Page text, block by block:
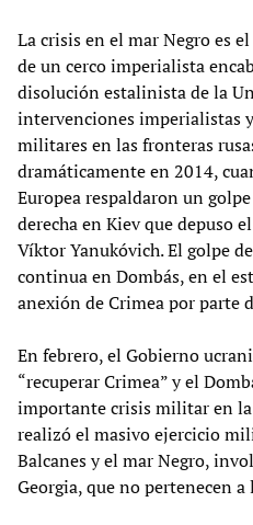
La crisis en el mar Negro es
de un cerco imperialista
disolución estalinista de la
intervenciones imperialistas
militares en las fronteras
dramáticamente en 2014,
Europea respaldaron un
derecha en Kiev que depuso
Víktor Yanukóvich. El golpe
continua en Dombás, en el
anexión de Crimea por parte
En febrero, el Gobierno
“recuperar Crimea” y el
importante crisis militar en
realizó el masivo ejercicio
Balcanes y el mar Negro,
Georgia, que no pertenecen a